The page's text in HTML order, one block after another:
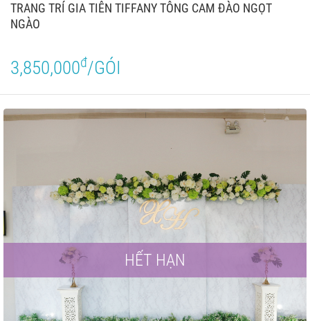
TRANG TRÍ GIA TIÊN TIFFANY TÔNG CAM ĐÀO NGỌT
NGÀO
3,850,000đ/GÓI
HẾT HẠN